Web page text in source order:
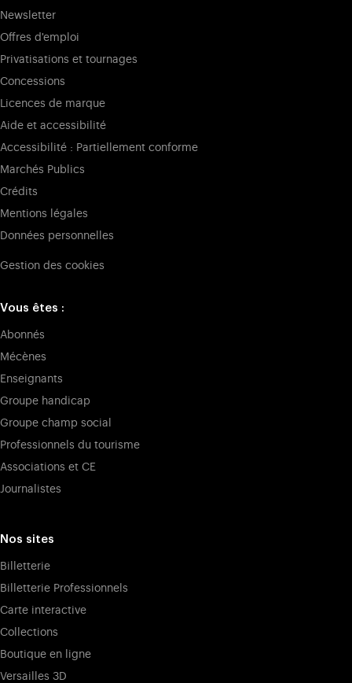
Newsletter
Offres d'emploi
Privatisations et tournages
Concessions
Licences de marque
Aide et accessibilité
Accessibilité : Partiellement conforme
Marchés Publics
Crédits
Mentions légales
Données personnelles
Gestion des cookies
Vous êtes :
Abonnés
Mécènes
Enseignants
Groupe handicap
Groupe champ social
Professionnels du tourisme
Associations et CE
Journalistes
Nos sites
Billetterie
Billetterie Professionnels
Carte interactive
Collections
Boutique en ligne
Versailles 3D